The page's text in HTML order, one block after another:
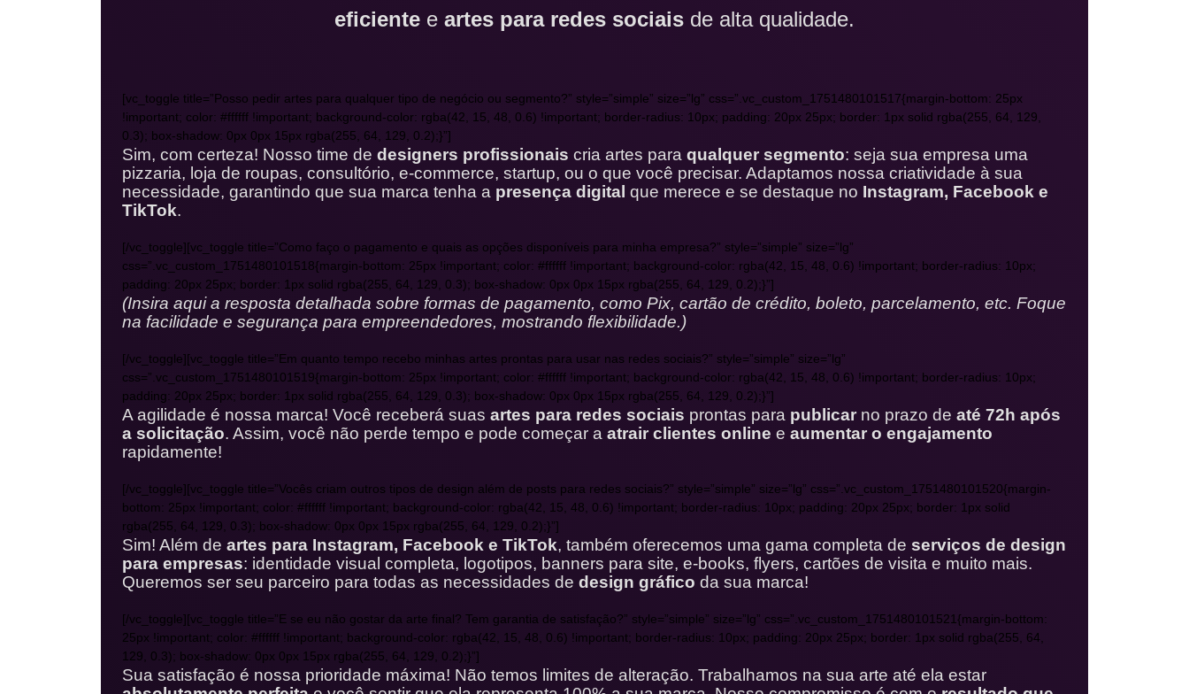
eficiente e artes para redes sociais de alta qualidade.
[vc_toggle title=”Posso pedir artes para qualquer tipo de negócio ou segmento?” style=”simple” size=”lg” css=”.vc_custom_1751480101517{margin-bottom: 25px
!important; color: #ffffff !important; background-color: rgba(42, 15, 48, 0.6) !important; border-radius: 10px; padding: 20px 25px; border: 1px solid rgba(255, 64, 129,
0.3); box-shadow: 0px 0px 15px rgba(255, 64, 129, 0.2);}”]
Sim, com certeza! Nosso time de designers profissionais cria artes para qualquer segmento: seja sua empresa uma
pizzaria, loja de roupas, consultório, e-commerce, startup, ou o que você precisar. Adaptamos nossa criatividade à sua
necessidade, garantindo que sua marca tenha a presença digital que merece e se destaque no Instagram, Facebook e
TikTok.
[/vc_toggle][vc_toggle title=”Como faço o pagamento e quais as opções disponíveis para minha empresa?” style=”simple” size=”lg”
css=”.vc_custom_1751480101518{margin-bottom: 25px !important; color: #ffffff !important; background-color: rgba(42, 15, 48, 0.6) !important; border-radius: 10px;
padding: 20px 25px; border: 1px solid rgba(255, 64, 129, 0.3); box-shadow: 0px 0px 15px rgba(255, 64, 129, 0.2);}”]
(Insira aqui a resposta detalhada sobre formas de pagamento, como Pix, cartão de crédito, boleto, parcelamento, etc. Foque
na facilidade e segurança para empreendedores, mostrando flexibilidade.)
[/vc_toggle][vc_toggle title=”Em quanto tempo recebo minhas artes prontas para usar nas redes sociais?” style=”simple” size=”lg”
css=”.vc_custom_1751480101519{margin-bottom: 25px !important; color: #ffffff !important; background-color: rgba(42, 15, 48, 0.6) !important; border-radius: 10px;
padding: 20px 25px; border: 1px solid rgba(255, 64, 129, 0.3); box-shadow: 0px 0px 15px rgba(255, 64, 129, 0.2);}”]
A agilidade é nossa marca! Você receberá suas artes para redes sociais prontas para publicar no prazo de até 72h após
a solicitação. Assim, você não perde tempo e pode começar a atrair clientes online e aumentar o engajamento
rapidamente!
[/vc_toggle][vc_toggle title=”Vocês criam outros tipos de design além de posts para redes sociais?” style=”simple” size=”lg” css=”.vc_custom_1751480101520{margin-
bottom: 25px !important; color: #ffffff !important; background-color: rgba(42, 15, 48, 0.6) !important; border-radius: 10px; padding: 20px 25px; border: 1px solid
rgba(255, 64, 129, 0.3); box-shadow: 0px 0px 15px rgba(255, 64, 129, 0.2);}”]
Sim! Além de artes para Instagram, Facebook e TikTok, também oferecemos uma gama completa de serviços de design
para empresas: identidade visual completa, logotipos, banners para site, e-books, flyers, cartões de visita e muito mais.
Queremos ser seu parceiro para todas as necessidades de design gráfico da sua marca!
[/vc_toggle][vc_toggle title=”E se eu não gostar da arte final? Tem garantia de satisfação?” style=”simple” size=”lg” css=”.vc_custom_1751480101521{margin-bottom:
25px !important; color: #ffffff !important; background-color: rgba(42, 15, 48, 0.6) !important; border-radius: 10px; padding: 20px 25px; border: 1px solid rgba(255, 64,
129, 0.3); box-shadow: 0px 0px 15px rgba(255, 64, 129, 0.2);}”]
Sua satisfação é nossa prioridade máxima! Não temos limites de alteração. Trabalhamos na sua arte até ela estar